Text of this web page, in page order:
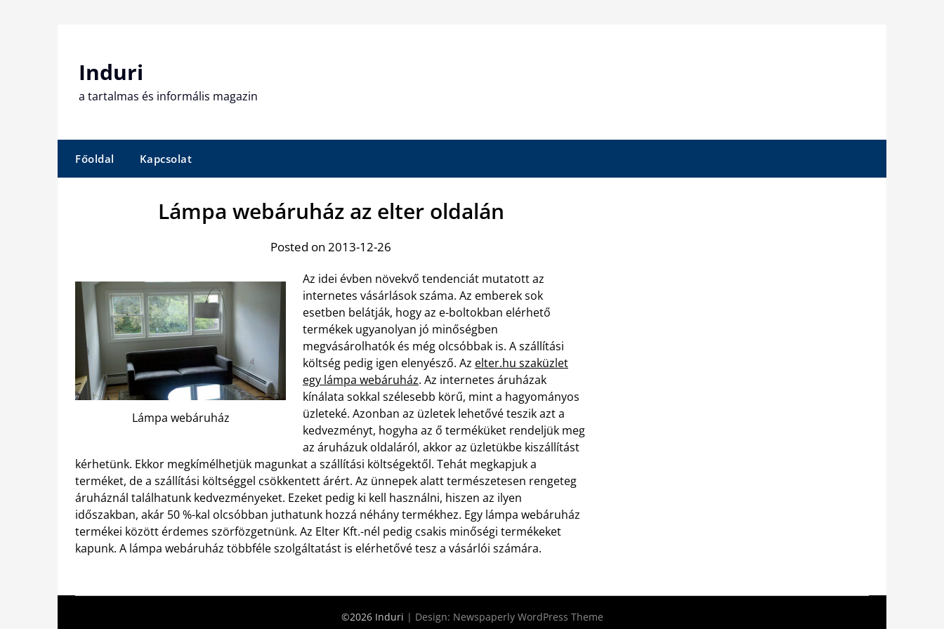
Induri
a tartalmas és informális magazin
Főoldal Kapcsolat
Lámpa webáruház az elter oldalán
Posted on 2013-12-26
Lámpa webáruház
Az idei évben növekvő tendenciát mutatott az
internetes vásárlások száma. Az emberek sok
esetben belátják, hogy az e-boltokban elérhető
termékek ugyanolyan jó minőségben
megvásárolhatók és még olcsóbbak is. A szállítási
költség pedig igen elenyésző. Az elter.hu szaküzlet
egy lámpa webáruház. Az internetes áruházak
kínálata sokkal szélesebb körű, mint a hagyományos
üzleteké. Azonban az üzletek lehetővé teszik azt a
kedvezményt, hogyha az ő terméküket rendeljük meg
az áruházuk oldaláról, akkor az üzletükbe kiszállítást
kérhetünk. Ekkor megkímélhetjük magunkat a szállítási költségektől. Tehát megkapjuk a
terméket, de a szállítási költséggel csökkentett árért. Az ünnepek alatt természetesen rengeteg
áruháznál találhatunk kedvezményeket. Ezeket pedig ki kell használni, hiszen az ilyen
időszakban, akár 50 %-kal olcsóbban juthatunk hozzá néhány termékhez. Egy lámpa webáruház
termékei között érdemes szörfözgetnünk. Az Elter Kft.-nél pedig csakis minőségi termékeket
kapunk. A lámpa webáruház többféle szolgáltatást is elérhetővé tesz a vásárlói számára.
©2026 Induri | Design: Newspaperly WordPress Theme